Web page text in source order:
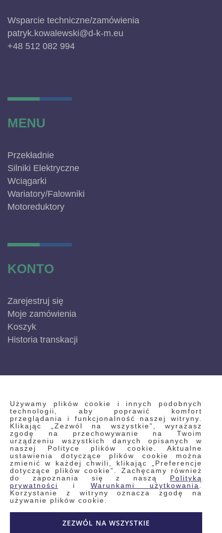
Używamy plików cookie i innych podobnych
technologii, aby poprawić komfort
przeglądania i funkcjonalność naszej witryny.
Klikając „Zezwól na wszystkie”, wyrażasz
zgodę na przechowywanie na Twoim
urządzeniu wszystkich danych opisanych w
naszej Polityce plików cookie. Aktualne
ustawienia dotyczące plików cookie można
zmienić w każdej chwili, klikając „Preferencje
dotyczące plików cookie”. Zachęcamy również
do zapoznania się z naszą Polityką
prywatności
i Warunkami użytkowania
Korzystanie z witryny oznacza zgodę na
używanie plików cookie.
ZEZWÓL NA WSZYSTKIE
Wsparcie techniczne/zamówienia
patryk.kowalewski@d-k-m.eu
+48 512 082 994
MENU
Przekładnie
Silniki Elektryczne
Wciągarki
Wariatory/Falowniki
Motoreduktory
KONTO
Zarejestruj się
Moje zamówienia
Koszyk
Historia transkacji
INFORMACJE
Regulamin
Polityka prywatności i pliki cookie
Wyszukiwane frazy
Wyszukiwanie zaawansowane
Zamówienia
Skontaktuj się z nami
Odstąp od umowy